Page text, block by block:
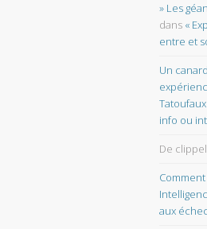
» Les
dans «
entre et
Un
Tatoufaux
info ou
De
aux